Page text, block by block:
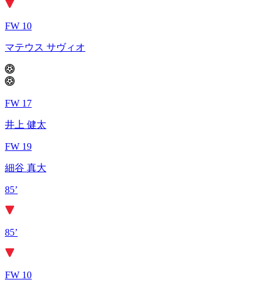
FW 10
マテウス サヴィオ
FW 17
井上 健太
FW 19
細谷 真大
85’
85’
FW 10